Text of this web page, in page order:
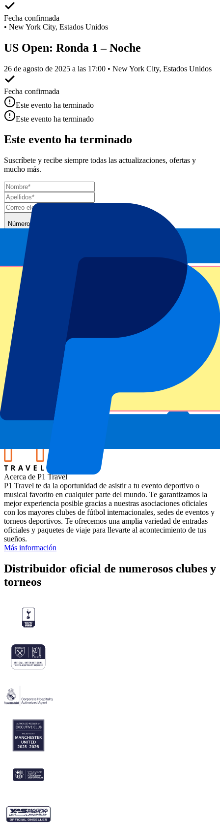
Fecha confirmada
• New York City, Estados Unidos
US Open: Ronda 1 – Noche
26 de agosto de 2025 a las 17:00 • New York City, Estados Unidos
Fecha confirmada
Este evento ha terminado
Este evento ha terminado
Este evento ha terminado
Suscríbete y recibe siempre todas las actualizaciones, ofertas y
mucho más.
Número de entradas*
Enviar
Tu información se utilizará de acuerdo de nuestra
Declaración de
Privacidad
Gracias por enviar el formulario
Información del evento
Acerca de US Open: Ronda 1 – Noche
ATP Level/Grand Slam
US Open 2025
Estadio
Arthur Ashe Stadium
New York City, Estados Unidos
Acerca de P1 Travel
P1 Travel te da la oportunidad de asistir a tu evento deportivo o
musical favorito en cualquier parte del mundo. Te garantizamos la
mejor experiencia posible gracias a nuestras asociaciones oficiales
con los mayores clubes de fútbol internacionales, sedes de eventos y
torneos deportivos. Te ofrecemos una amplia variedad de entradas
oficiales y paquetes de viaje para llevarte al acontecimiento de tus
sueños.
Más información
Distribuidor oficial de numerosos clubes y
torneos